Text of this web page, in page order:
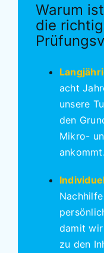
Warum
die
acht
unsere
den
Mikro-
ankommt.
damit
zu den